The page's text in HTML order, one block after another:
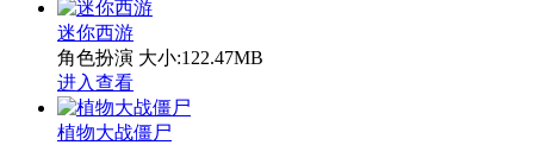
迷你西游
角色扮演 大小:122.47MB
进入查看
植物大战僵尸